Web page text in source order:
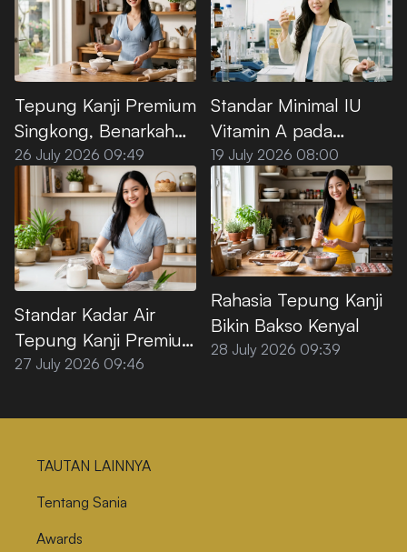
Tepung Kanji Premium
Singkong, Benarkah
100% Bebas Gluten?
26 July 2026 09:49
Standar Minimal IU
Vitamin A pada
Minyak Goreng Sawit
Premium
19 July 2026 08:00
Standar Kadar Air
Tepung Kanji Premium
agar Tidak
27 July 2026 09:46
Rahasia Tepung Kanji
Bikin Bakso Kenyal
28 July 2026 09:39
TAUTAN LAINNYA
Tentang Sania
Awards